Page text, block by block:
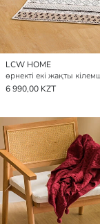
LCW HOME
өрнекті екі жақты
6 990,00 KZT